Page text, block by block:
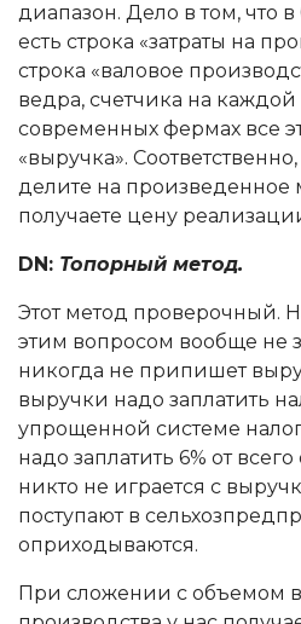
диапазон. Дело в том, что в
есть строка «затраты на
строка «валовое
ведра, счетчика на каждой
современных фермах все
«выручка».
делите на произведенное
получаете цену
DN: Топорный метод.
Этот метод проверочный.
этим вопросом вообще не
никогда не припишет
выручки надо заплатить
упрощенной системе
надо заплатить 6% от
никто не играется с
поступают в
оприходываются.
При сложении с объемом